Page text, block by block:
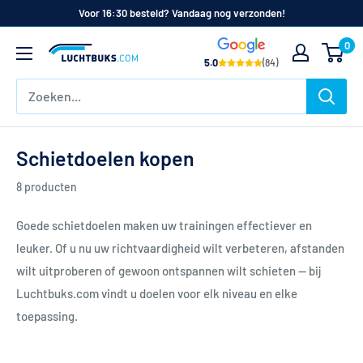
inhoud
Voor 16:30 besteld? Vandaag nog verzonden!
Luchtbuks.com
5.0 (84)
0
Schietdoelen kopen
8 producten
Goede schietdoelen maken uw trainingen effectiever en
leuker. Of u nu uw richtvaardigheid wilt verbeteren, afstanden
wilt uitproberen of gewoon ontspannen wilt schieten — bij
Luchtbuks.com vindt u doelen voor elk niveau en elke
toepassing.